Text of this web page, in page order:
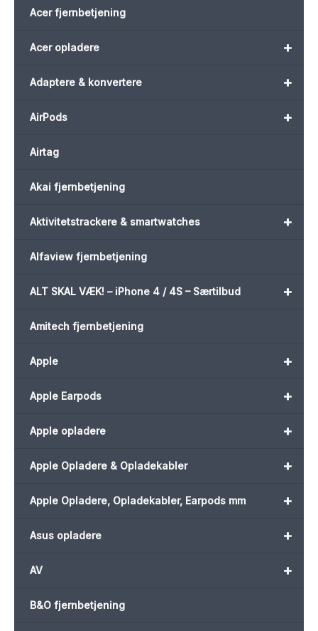
Acer fjernbetjening
+
Acer opladere
+
Adaptere & konvertere
+
AirPods
Airtag
Akai fjernbetjening
+
Aktivitetstrackere & smartwatches
Alfaview fjernbetjening
+
ALT SKAL VÆK! – iPhone 4 / 4S – Særtilbud
Amitech fjernbetjening
+
Apple
+
Apple Earpods
+
Apple opladere
+
Apple Opladere & Opladekabler
+
Apple Opladere, Opladekabler, Earpods mm
+
Asus opladere
+
AV
B&O fjernbetjening